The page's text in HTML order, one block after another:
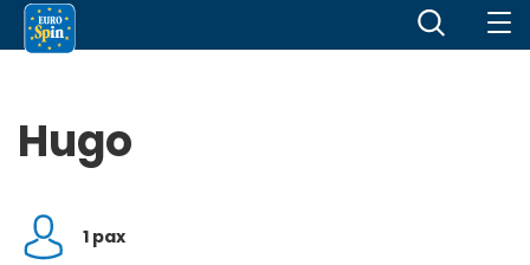
Hugo
1 pax